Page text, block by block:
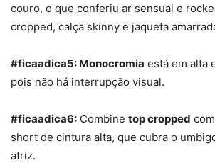
couro, o que conferiu ar sensual e
cropped, calça skinny e jaqueta
#ficaadica5: Monocromia está em alta
pois não há interrupção visual.
#ficaadica6: Combine top cropped
short de cintura alta, que cubra o
atriz.